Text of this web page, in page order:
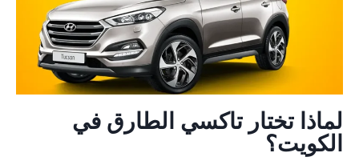
لماذا تختار تاكسي الطارق في
الكويت؟